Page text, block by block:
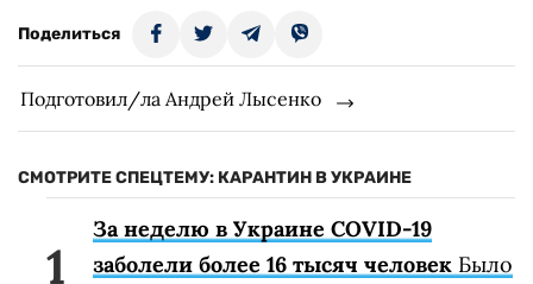
Поделиться
Подготовил/ла Андрей Лысенко
СМОТРИТЕ СПЕЦТЕМУ: КАРАНТИН В УКРАИНЕ
За неделю в Украине COVID-19
заболели более 16 тысяч человек Было